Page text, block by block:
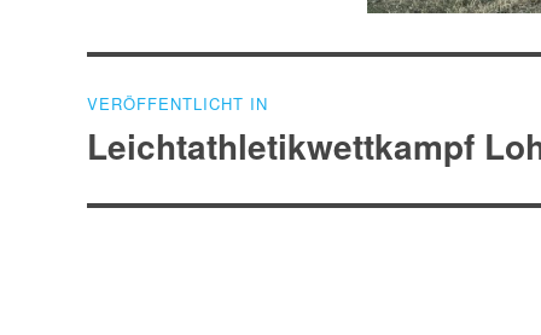
VERÖFFENTLICHT IN
Leichtathletikwettkampf